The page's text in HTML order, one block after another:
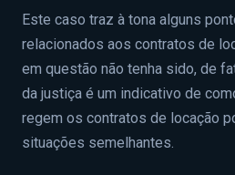
Este caso traz à tona alguns
relacionados aos contratos de
em questão não tenha sido, de
da justiça é um indicativo de
regem os contratos de locação
situações semelhantes.